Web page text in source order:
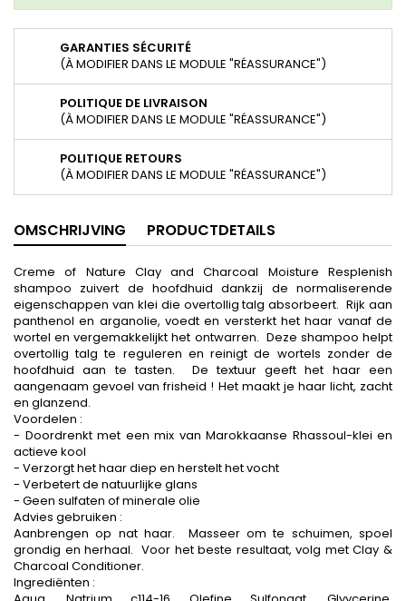
GARANTIES SÉCURITÉ
(À MODIFIER DANS LE MODULE "RÉASSURANCE")
POLITIQUE DE LIVRAISON
(À MODIFIER DANS LE MODULE "RÉASSURANCE")
POLITIQUE RETOURS
(À MODIFIER DANS LE MODULE "RÉASSURANCE")
OMSCHRIJVING PRODUCTDETAILS
Creme of Nature Clay and Charcoal Moisture Resplenish
shampoo zuivert de hoofdhuid dankzij de normaliserende
eigenschappen van klei die overtollig talg absorbeert. Rijk aan
panthenol en arganolie, voedt en versterkt het haar vanaf de
wortel en vergemakkelijkt het ontwarren. Deze shampoo helpt
overtollig talg te reguleren en reinigt de wortels zonder de
hoofdhuid aan te tasten. De textuur geeft het haar een
aangenaam gevoel van frisheid ! Het maakt je haar licht, zacht
en glanzend.
Voordelen :
- Doordrenkt met een mix van Marokkaanse Rhassoul-klei en
actieve kool
- Verzorgt het haar diep en herstelt het vocht
- Verbetert de natuurlijke glans
- Geen sulfaten of minerale olie
Advies gebruiken :
Aanbrengen op nat haar. Masseer om te schuimen, spoel
grondig en herhaal. Voor het beste resultaat, volg met Clay &
Charcoal Conditioner.
Ingrediënten :